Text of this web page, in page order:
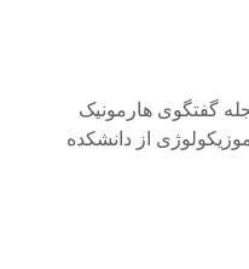
گفتگوی هارمونیک
از دانشکده